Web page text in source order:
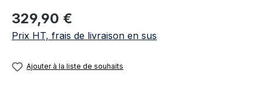
Prix régulier :
329,90 €
Prix HT, frais de livraison en sus
Ajouter à la liste de souhaits